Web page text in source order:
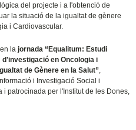
del projecte i a l'obtenció de
la situació de la igualtat de gènere
i Cardiovascular.
en lajornada “Equalitum: Estudi
en Oncologia i
de Gènere en la Salut”,
i Investigació Social i
patrocinada per l'Institut de les Dones,